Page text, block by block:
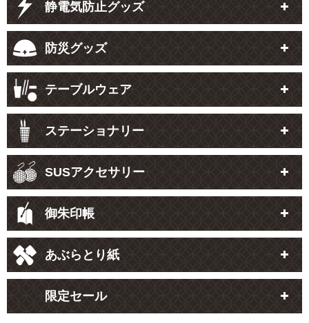
静電気防止グッズ
防災グッズ
テーブルウェア
ステーショナリー
SUSアクセサリー
御朱印帳
あぶらとり紙
限定セール